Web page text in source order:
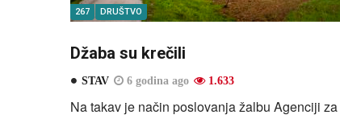
267 DRUŠTVO
Džaba su krečili
STAV 6 godina ago 1.633
Na takav je način poslovanja žalbu Agenciji